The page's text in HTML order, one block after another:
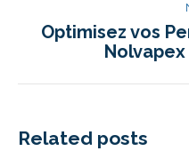
Optimisez vos
Related posts